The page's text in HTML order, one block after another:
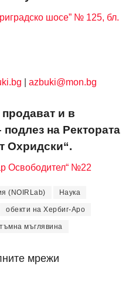
шосе” № 125, бл.
azbuki@mon.bg
и в
на Ректората
Охридски“.
Освободител“ №22
(NOIRLab) Наука
обекти на Хербиг-Аро
тъмна мъглявина
мрежи